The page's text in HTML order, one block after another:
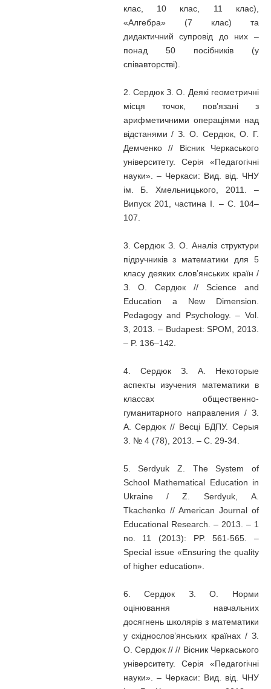
клас, 10 клас, 11 клас),
«Алгебра» (7 клас) та
дидактичний супровід до них –
понад 50 посібників (у
співавторстві).
2. Сердюк З. О. Деякі геометричні
місця точок, пов’язані з
арифметичними операціями над
відстанями / З. О. Сердюк, О. Г.
Демченко // Вісник Черкаського
університету. Серія «Педагогічні
науки». – Черкаси: Вид. від. ЧНУ
ім. Б. Хмельницького, 2011. –
Випуск 201, частина I. – С. 104–
107.
3. Сердюк З. О. Аналіз структури
підручників з математики для 5
класу деяких слов’янських країн /
З. О. Сердюк // Science and
Education a New Dimension.
Pedagogy and Psychology. – Vol.
3, 2013. – Budapest: SPOM, 2013.
– P. 136–142.
4. Сердюк З. А. Некоторые
аспекты изучения математики в
классах общественно-
гуманитарного направления / З.
А. Сердюк // Весці БДПУ. Серыя
3. № 4 (78), 2013. – С. 29-34.
5. Serdyuk Z. The System of
School Mathematical Education in
Ukraine / Z. Serdyuk, А.
Tkachenko // American Journal of
Educational Research. – 2013. – 1
no. 11 (2013): PP. 561-565. –
Special issue «Ensuring the quality
of higher education».
6. Сердюк З. О. Норми
оцінювання навчальних
досягнень школярів з математики
у східнослов’янських країнах / З.
О. Сердюк // // Вісник Черкаського
університету. Серія «Педагогічні
науки». – Черкаси: Вид. від. ЧНУ